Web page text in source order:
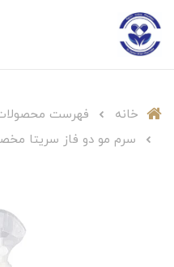
خانه
فهرست
سرم مو دو فاز سریتا